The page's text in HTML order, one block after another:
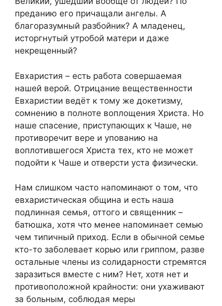
преданию его причащали ангелы. А
благоразумный разбойник? А младенец,
исторгнутый утробой матери и даже
некрещенный?
Евхаристия – есть работа совершаемая
нашей верой. Отрицание вещественности
Евхаристии ведёт к тому же докетизму,
сомнению в полноте воплощения Христа. Но
наше спасение, приступающих к Чаше, не
противоречит вере и упованию на
воплотившегося Христа тех, кто не может
подойти к Чаше и отверсти уста физически.
Нам слишком часто напоминают о том, что
евхаристическая община и есть наша
подлинная семья, оттого и священник –
батюшка, хотя что менее напоминает семью
чем типичный приход. Если в обычной семье
кто-то заболевает корью или гриппом, разве
остальные члены из солидарности стремятся
заразиться вместе с ним? Нет, хотя нет и
противоположной крайности: они ухаживают
за больным, соблюдая меры